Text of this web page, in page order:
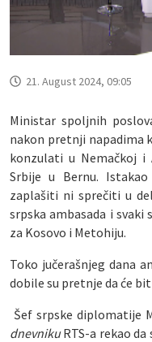
21. August 2024, 09:05
Ministar spoljnih
nakon pretnji napadima
konzulati u Nemačkoj i
Srbije u Bernu.
zaplašiti ni sprečiti u
srpska ambasada i
za Kosovo i Metohiju.
Toko jučerašnjeg dana
dobile su pretnje da će
Šef srpske diplomatije
dnevnikuRTS-a rekao da